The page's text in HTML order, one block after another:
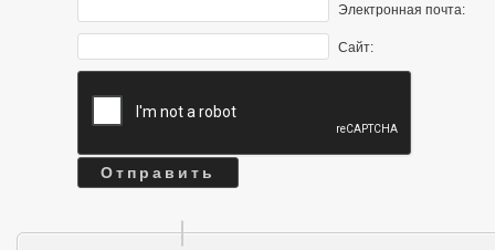
Электронная почта:
Сайт: